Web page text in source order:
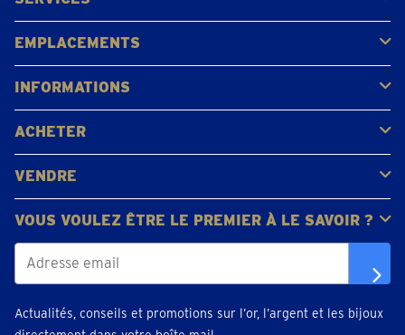
Acheter
Vendre
Vente aux enchères
EMPLACEMENTS
Gerpinnes
Liège
Namur
Waterloo
Woluwe-Saint-Lambert
Voir tous les emplacements
INFORMATIONS
FAQ
Avis clients
ACHETER
Acheter de l'or
Acheter des pièces
Acheter de l'argent
VENDRE
Bijoux en or
Pièces d'or
Lingots d'or
VOUS VOULEZ ÊTRE LE PREMIER À LE SAVOIR ?
Actualités, conseils et promotions sur l’or, l’argent et les bijoux